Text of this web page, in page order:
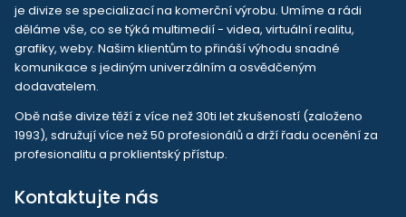
je divize se specializací na komerční výrobu. Umíme a rádi
děláme vše, co se týká multimedií - videa, virtuální realitu,
grafiky, weby. Našim klientům to přináší výhodu snadné
komunikace s jediným univerzálním a osvědčeným
dodavatelem.
Obě naše divize těží z více než 30ti let zkušeností (založeno
1993), sdružují více než 50 profesionálů a drží řadu ocenění za
profesionalitu a proklientský přístup.
Kontaktujte nás